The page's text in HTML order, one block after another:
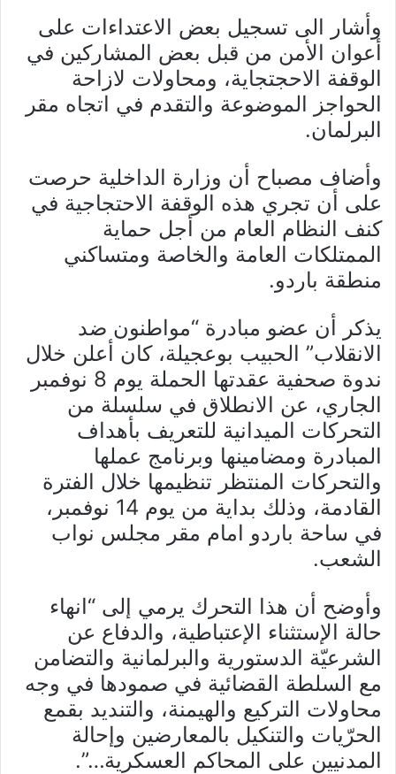
وأشار الى تسجيل بعض الاعتداءات على
أعوان الأمن من قبل بعض المشاركين في
الوقفة الاحجتجاية، ومحاولات لازاحة
الحواجز الموضوعة والتقدم في اتجاه مقر
البرلمان.
وأضاف مصباح أن وزارة الداخلية حرصت
على أن تجري هذه الوقفة الاحتجاجية في
كنف النظام العام من أجل حماية
الممتلكات العامة والخاصة ومتساكني
منطقة باردو.
يذكر أن عضو مبادرة “مواطنون ضد
الانقلاب” الحبيب بوعجيلة، كان أعلن خلال
ندوة صحفية عقدتها الحملة يوم 8 نوفمبر
الجاري، عن الانطلاق في سلسلة من
التحركات الميدانية للتعريف بأهداف
المبادرة ومضامينها وبرنامج عملها
والتحركات المنتظر تنظيمها خلال الفترة
القادمة، وذلك بداية من يوم 14 نوفمبر،
في ساحة باردو امام مقر مجلس نواب
الشعب.
وأوضح أن هذا التحرك يرمي إلى “انهاء
حالة الإستثناء الإعتباطية، والدفاع عن
الشرعيّة الدستورية والبرلمانية والتضامن
مع السلطة القضائية في صمودها في وجه
محاولات التركيع والهيمنة، والتنديد بقمع
الحرّيات والتنكيل بالمعارضين وإحالة
المدنيين على المحاكم العسكرية…”.